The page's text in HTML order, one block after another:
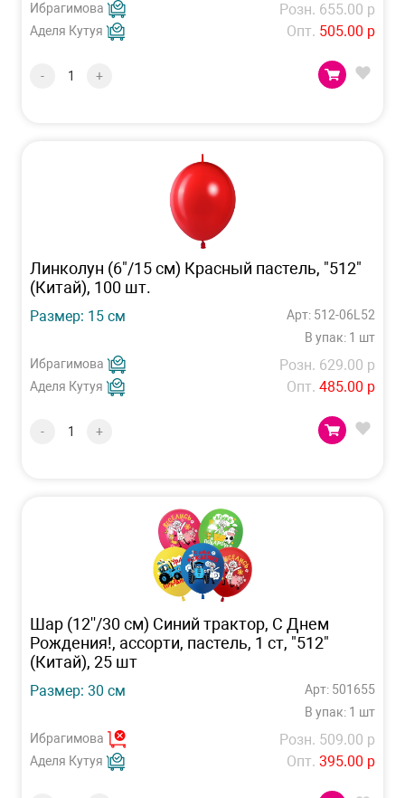
Ибрагимова
Аделя Кутуя
Розн. 655.00 р
Опт. 505.00 р
- +
Линколун (6"/15 см) Красный пастель, "512"
(Китай), 100 шт.
Размер: 15 см
Арт: 512-06L52
В упак: 1 шт
Ибрагимова
Аделя Кутуя
Розн. 629.00 р
Опт. 485.00 р
- +
Шар (12''/30 см) Синий трактор, С Днем
Рождения!, ассорти, пастель, 1 ст, "512"
(Китай), 25 шт
Размер: 30 см
Арт: 501655
В упак: 1 шт
Ибрагимова
Аделя Кутуя
Розн. 509.00 р
Опт. 395.00 р